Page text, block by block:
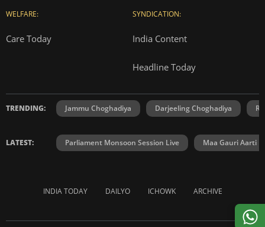
WELFARE:
Care Today
SYNDICATION:
India Content
Headline Today
TRENDING: Jammu Choghadiya Darjeeling Choghadiya
LATEST: Parliament Monsoon Session Live Maa Gauri Aarti
INDIA TODAY DAILYO ICHOWK ARCHIVE